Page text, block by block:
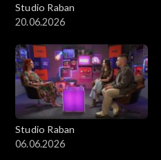
Studio Raban
20.06.2026
Studio Raban
06.06.2026